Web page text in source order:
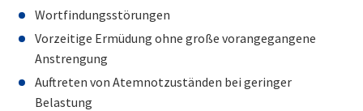
Wortfindungsstörungen
Vorzeitige Ermüdung ohne große vorangegangene
Anstrengung
Auftreten von Atemnotzuständen bei geringer
Belastung